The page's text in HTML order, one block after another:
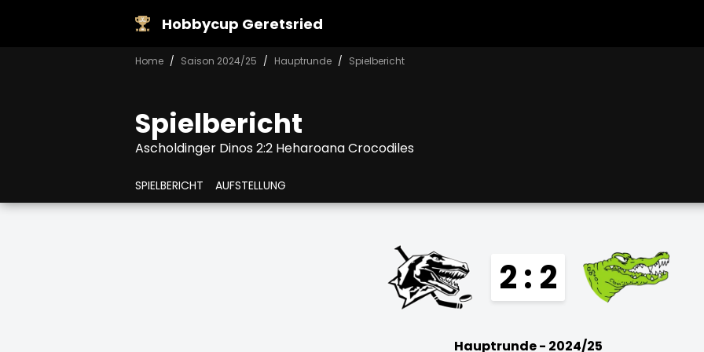
Hobbycup Geretsried
Home Saison 2024/25 Hauptrunde Spielbericht
Spielbericht
Ascholdinger Dinos 2:2 Heharoana Crocodiles
SPIELBERICHT AUFSTELLUNG
2 : 2
Hauptrunde - 2024/25